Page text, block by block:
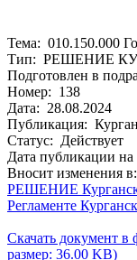
Тема: 010.150.000
Тип: РЕШЕНИЕ
Подготовлен в
Номер: 138
Дата: 28.08.2024
Публикация:
Статус: Действует
Дата публикации на
Вносит изменения в:
РЕШЕНИЕ
Регламенте
Скачать документ в
размер: 36.00 KB)